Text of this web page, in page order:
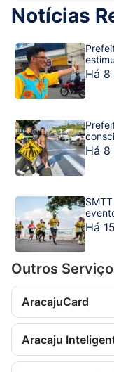
Notícias
Há 8
Há 8
Há
Outros
AracajuCard
Aracaju